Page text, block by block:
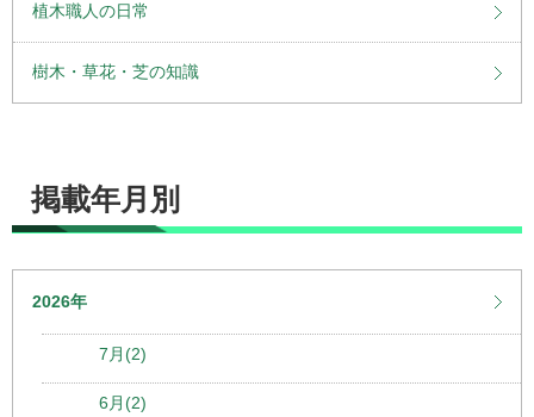
植木職人の日常
樹木・草花・芝の知識
掲載年月別
2026年
7月(2)
6月(2)